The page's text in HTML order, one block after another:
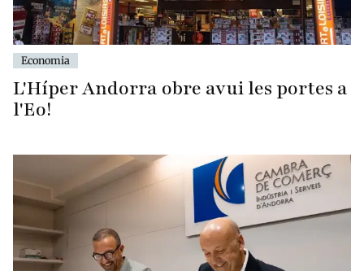
Economia
L'Híper Andorra obre avui les portes a
l'Eo!